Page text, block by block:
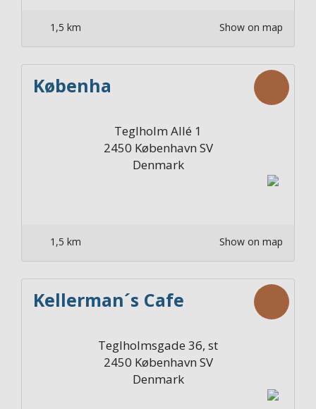
1,5 km Show on map
Københa
Teglholm Allé 1
2450 København SV
Denmark
1,5 km Show on map
Kellerman´s Cafe
Teglholmsgade 36, st
2450 København SV
Denmark